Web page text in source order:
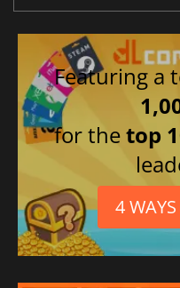
Featuring a
for thetop
4